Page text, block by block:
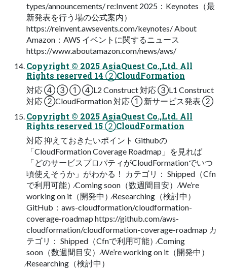
types/announcements/ re:Invent 2025：Keynotes（最
新発表を⾏う場の公式案内）
https://reinvent.awsevents.com/keynotes/ About
Amazon：AWS イベントに関するニュース
https://www.aboutamazon.com/news/aws/
Copyright © 2025 AsiaQuest Co.,Ltd. All
Rights reserved 14 ②CloudFormation
対応 ④ ③ ① ④L2 Construct 対応 ③L1 Construct
対応 ②CloudFormation 対応 ① 新サービス発表 ②
Copyright © 2025 AsiaQuest Co.,Ltd. All
Rights reserved 15 ②CloudFormation
対応 抑えておきたいポイント Githubの
「CloudFormation Coverage Roadmap」を⾒れば
「どのサービスプロパティがCloudFormationでいつ
頃使えそうか」がわかる！ カテゴリ： Shipped（Cfn
で利⽤可能）∕Coming soon（数週間⽬安） ∕We’re
working on it（開発中）∕Researching（検討中）
GitHub：aws-cloudformation/cloudformation-
coverage-roadmap https://github.com/aws-
cloudformation/cloudformation-coverage-roadmap カ
テゴリ： Shipped（Cfnで利⽤可能）∕Coming
soon（数週間⽬安） ∕We’re working on it（開発中）
∕Researching（検討中）